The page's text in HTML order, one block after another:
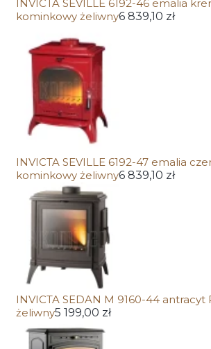
INVICTA SEVILLE 6192-46 emalia
kominkowy żeliwny6 839,10 zł
INVICTA SEVILLE 6192-47 emalia
kominkowy żeliwny6 839,10 zł
INVICTA SEDAN M 9160-44
żeliwny5 199,00 zł